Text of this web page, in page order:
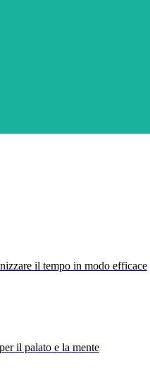
il tempo in modo efficace
il palato e la mente